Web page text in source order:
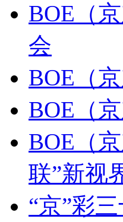
BOE（
会
BOE（
BOE（
BOE（
联”新视
“京”彩